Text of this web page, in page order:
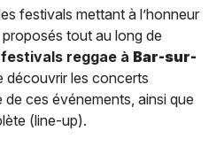
festivals mettant à l’honneur
tout au long de
reggae à Bar-sur-
découvrir les concerts
ces événements, ainsi que
(line-up).